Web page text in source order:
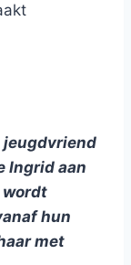
jeugdvriend
Ingrid aan
wordt
hun
met